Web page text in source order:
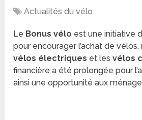
Actualités du vélo
Le Bonus vélo est une initiative
pour encourager l’achat de
vélos électriques et lesvélos
financière a été prolongée pour
ainsi une opportunité aux